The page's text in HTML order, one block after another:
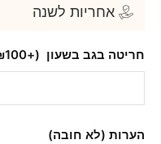
אחריות לשנה
חריטה בגב בשעון (+₪100)
הערות (לא חובה)